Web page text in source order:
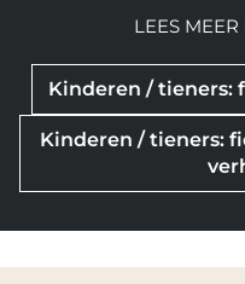
Kinderen / tieners:
Kinderen / tieners:
LEES